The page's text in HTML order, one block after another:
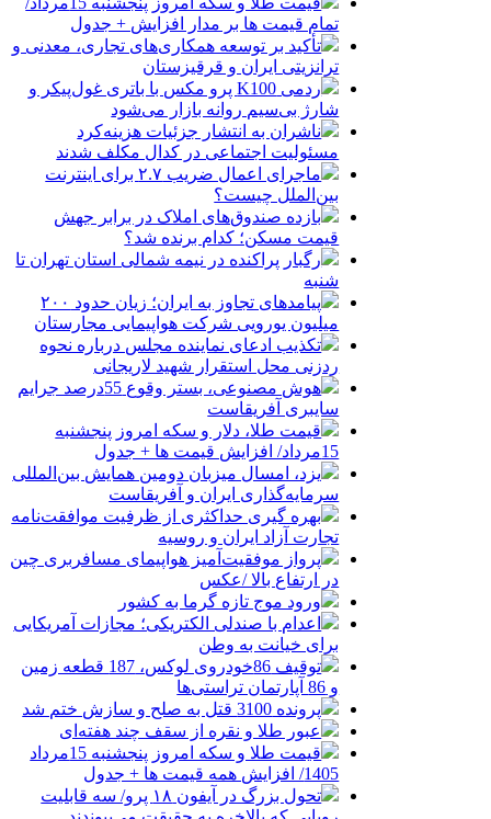
تمام قیمت ها بر مدار افزایش + جدول
تأکید بر توسعه همکاری‌های تجاری، معدنی و
ترانزیتی ایران و قرقیزستان
ردمی K100 پرو مکس با باتری غول‌پیکر و
شارژ بی‌سیم روانه بازار می‌شود
ناشران به انتشار جزئیات هزینه‌کرد
مسئولیت اجتماعی در کدال مکلف شدند
ماجرای اعمال ضریب ۲.۷ برای اینترنت
بین‌الملل چیست؟
بازده صندوق‌های املاک در برابر جهش
قیمت مسکن؛ کدام برنده شد؟
رگبار پراکنده در نیمه شمالی استان تهران تا
شنبه
پیامدهای تجاوز به ایران؛ زیان حدود ۲۰۰
میلیون یورویی شرکت هواپیمایی مجارستان
تکذیب ادعای نماینده مجلس درباره نحوه
ردزنی محل استقرار شهید لاریجانی
هوش مصنوعی، بستر وقوع 55درصد جرایم
سایبری آفریقاست
قیمت طلا، دلار و سکه امروز پنجشنبه
15مرداد/ افزایش قیمت ها + جدول
یزد، امسال میزبان دومین همایش بین‌المللی
سرمایه‌گذاری ایران و آفریقاست
بهره گیری حداکثری از ظرفیت موافقت‌نامه
تجارت آزاد ایران و روسیه
پرواز موفقیت‌آمیز هواپیمای مسافربری چین
در ارتفاع بالا /عکس
ورود موج تازه گرما به کشور
اعدام با صندلی الکتریکی؛ مجازات آمریکایی
برای خیانت به وطن
توقیف 86خودروی لوکس، 187 قطعه زمین
و 86 آپارتمان تراستی‌ها
پرونده 3100 قتل به صلح و سازش ختم شد
عبور طلا و نقره از سقف چند هفته‌ای
قیمت طلا و سکه امروز پنجشنبه 15مرداد
1405/ افزایش همه قیمت ها + جدول
تحول بزرگ در آیفون ۱۸ پرو/ سه قابلیت